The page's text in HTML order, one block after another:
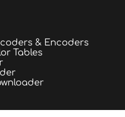
& Encoders
Tables